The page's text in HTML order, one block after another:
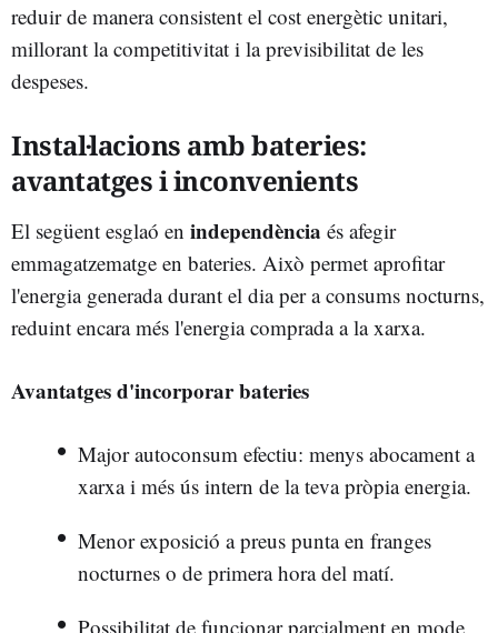
reduir de manera consistent el cost energètic unitari,
millorant la competitivitat i la previsibilitat de les
despeses.
Instal·lacions amb bateries:
avantatges i inconvenients
El següent esglaó en independència és afegir
emmagatzematge en bateries. Això permet aprofitar
l'energia generada durant el dia per a consums nocturns,
reduint encara més l'energia comprada a la xarxa.
Avantatges d'incorporar bateries
Major autoconsum efectiu: menys abocament a
xarxa i més ús intern de la teva pròpia energia.
Menor exposició a preus punta en franges
nocturnes o de primera hora del matí.
Possibilitat de funcionar parcialment en mode